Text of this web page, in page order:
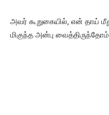
அவர் கூறுகையில், என் தாய்
மிகுந்த அன்பு